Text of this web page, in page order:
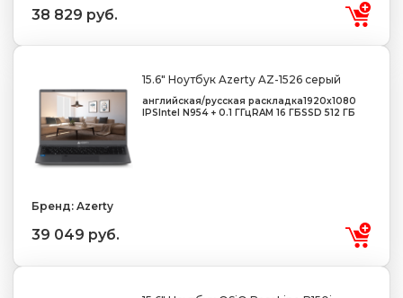
38 829 руб.
15.6" Ноутбук Azerty AZ-1526 серый
английская/русская раскладка1920x1080
IPS Intel N954 + 0.1 ГГц RAM 16 ГБSSD 512 ГБ
Бренд: Azerty
39 049 руб.